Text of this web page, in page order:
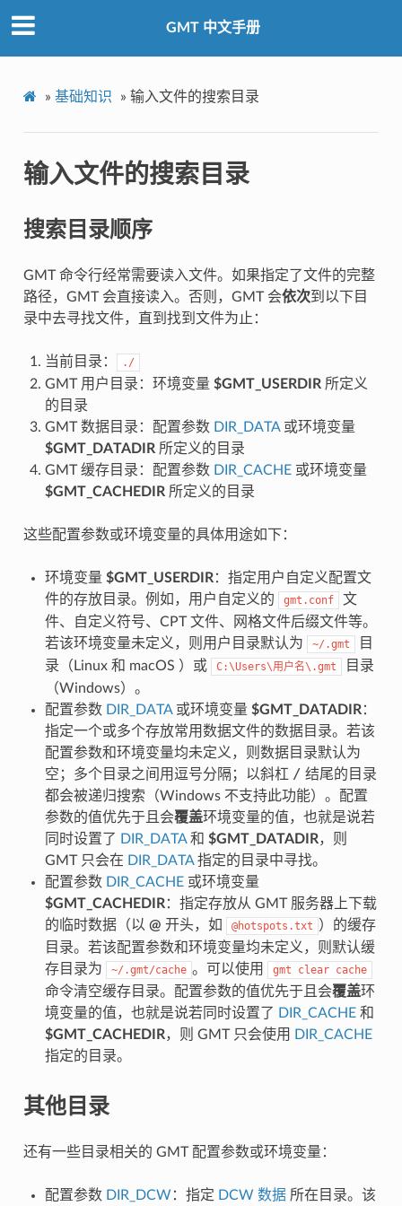
GMT 中文手册
» 基础知识 » 输入文件的搜索目录
输入文件的搜索目录
搜索目录顺序
GMT 命令行经常需要读入文件。如果指定了文件的完整
路径，GMT 会直接读入。否则，GMT 会依次到以下目
录中去寻找文件，直到找到文件为止：
当前目录： ./
GMT 用户目录：环境变量 $GMT_USERDIR所定义
的目录
GMT 数据目录：配置参数 DIR_DATA或环境变量
$GMT_DATADIR所定义的目录
GMT 缓存目录：配置参数 DIR_CACHE或环境变量
$GMT_CACHEDIR所定义的目录
这些配置参数或环境变量的具体用途如下：
环境变量 $GMT_USERDIR：指定用户自定义配置文
件的存放目录。例如，用户自定义的
gmt.conf
文
件、自定义符号、CPT 文件、网格文件后缀文件等。
若该环境变量未定义，则用户目录默认为
~/.gmt
目
录（Linux 和 macOS ）或
C:\Users\用户名\.gmt
目录
（Windows）。
配置参数 DIR_DATA或环境变量 $GMT_DATADIR：
指定一个或多个存放常用数据文件的数据目录。若该
配置参数和环境变量均未定义，则数据目录默认为
空；多个目录之间用逗号分隔；以斜杠 / 结尾的目录
都会被递归搜索（Windows 不支持此功能）。配置
参数的值优先于且会覆盖环境变量的值，也就是说若
同时设置了
DIR_DATA和 $GMT_DATADIR，则
GMT 只会在 DIR_DATA指定的目录中寻找。
配置参数 DIR_CACHE或环境变量
$GMT_CACHEDIR：指定存放从 GMT 服务器上下载
的临时数据（以 @ 开头，如 @hotspots.txt
）的缓存
目录。若该配置参数和环境变量均未定义，则默认缓
存目录为
~/.gmt/cache 。可以使用 gmt clear cache
命令清空缓存目录。配置参数的值优先于且会覆盖环
境变量的值，也就是说若同时设置了
DIR_CACHE和
$GMT_CACHEDIR，则 GMT 只会使用
DIR_CACHE
指定的目录。
其他目录
还有一些目录相关的 GMT 配置参数或环境变量：
配置参数 DIR_DCW ：指定 DCW 数据所在目录。该